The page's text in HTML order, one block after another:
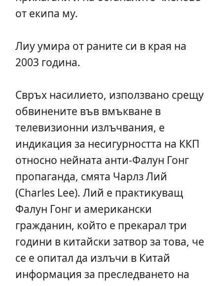
от екипа му.
Лиу умира от раните си в края на
2003 година.
Свръх насилието, използвано срещу
обвинените във вмъкване в
телевизионни излъчвания, е
индикация за несигурността на ККП
относно нейната анти-Фалун Гонг
пропаганда, смята Чарлз Лий
(Charles Lee). Лий е практикуващ
Фалун Гонг и американски
гражданин, който е прекарал три
години в китайски затвор за това, че
се е опитал да излъчи в Китай
информация за преследването на